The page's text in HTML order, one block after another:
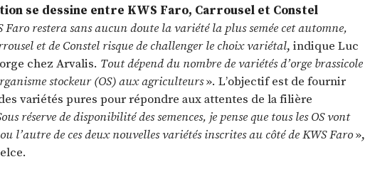
se dessine entre KWS Faro, Carrousel et Constel
Faro restera sans aucun doute la variété la plus semée cet automne,
et de Constel risque de challenger le choix variétal, indique Luc
chez Arvalis. Tout dépend du nombre de variétés d’orge brassicole
stockeur (OS) aux agriculteurs». L’objectif est de fournir
variétés pures pour répondre aux attentes de la filière
réserve de disponibilité des semences, je pense que tous les OS vont
l’autre de ces deux nouvelles variétés inscrites au côté de KWS Faro»,